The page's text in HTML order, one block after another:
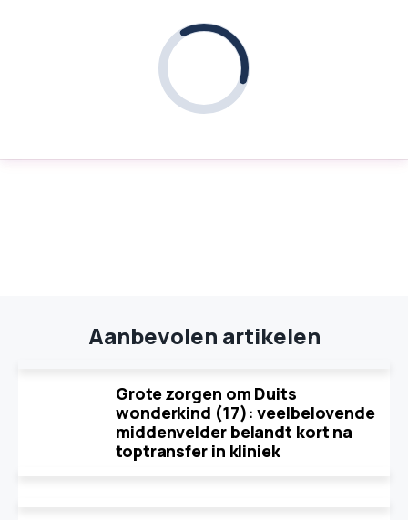
Aanbevolen artikelen
Grote zorgen om Duits
wonderkind (17): veelbelovende
middenvelder belandt kort na
toptransfer in kliniek